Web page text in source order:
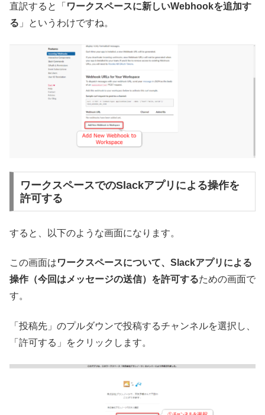
直訳すると「 ワークスペースに新しいWebhookを追加す
る 」というわけですね。
ワークスペースでのSlackアプリによる操作を
許可する
すると、以下のような画面になります。
この画面はワークスペースについて、Slackアプリによる
操作（今回はメッセージの送信）を許可するための画面で
す。
「投稿先」のプルダウンで投稿するチャンネルを選択し、
「許可する」をクリックします。